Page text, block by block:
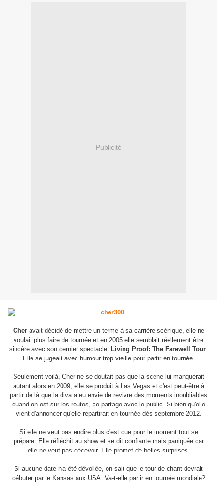
Publicité
Cheravait décidé de mettre un terme à sa carrière scènique, elle ne
voulait plus faire de tournée et en 2005 elle semblait réellement être
sincère avec son dernier spectacle, Living Proof: The Farewell Tour.
Elle se jugeait avec humour trop vieille pour partir en tournée.
Seulement voilà, Cher ne se doutait pas que la scène lui manquerait
autant alors en 2009, elle se produit à Las Vegas et c'est peut-être à
partir de là que la diva a eu envie de revivre des moments inoubliables
quand on est sur les routes, ce partage avec le public. Si bien qu'elle
vient d'annoncer qu'elle repartirait en tournée dès septembre 2012.
Si elle ne veut pas endire plus c'est que pour le moment tout se
prépare. Elle réfléchit au show et se dit confiante mais paniquée car
elle ne veut pas décevoir. Elle promet de belles surprises.
Si aucune date n'a été dévoilée, on sait que le tour de chant devrait
débuter par le Kansas aux USA. Va-t-elle partir en tournée mondiale?